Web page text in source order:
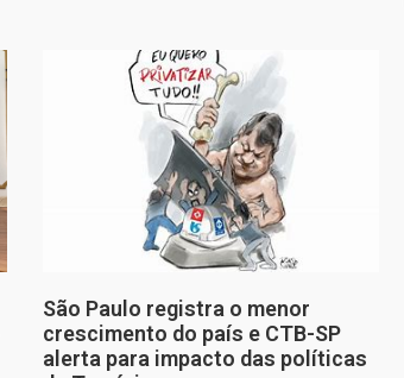
São Paulo registra o menor
crescimento do país e CTB-SP
alerta para impacto das políticas